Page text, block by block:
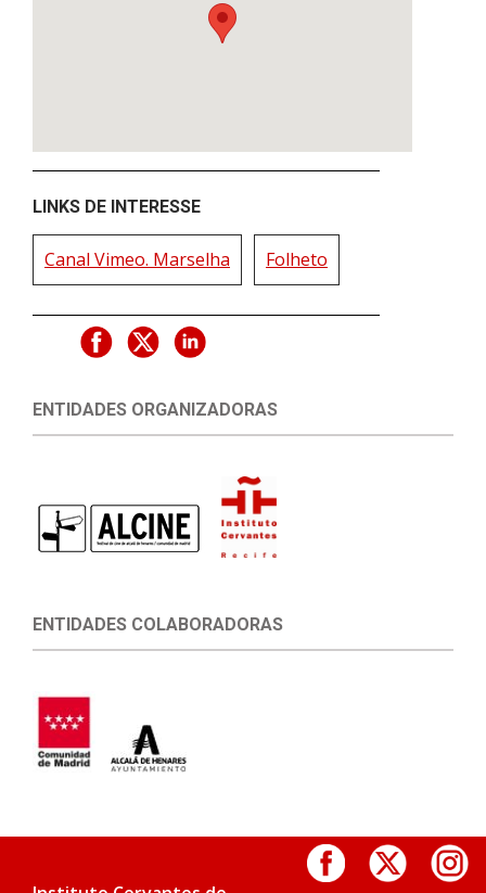
LINKS DE INTERESSE
Canal Vimeo. Marselha Folheto
ENTIDADES ORGANIZADORAS
ENTIDADES COLABORADORAS